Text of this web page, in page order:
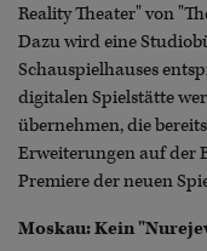
Reality Theater" von
Dazu wird eine
Schauspielhauses
digitalen Spielstätte
übernehmen, die
Erweiterungen auf der
Premiere der neuen
Moskau: Kein